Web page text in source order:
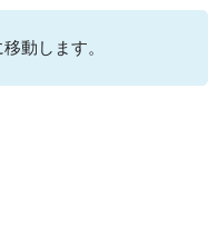
動します。